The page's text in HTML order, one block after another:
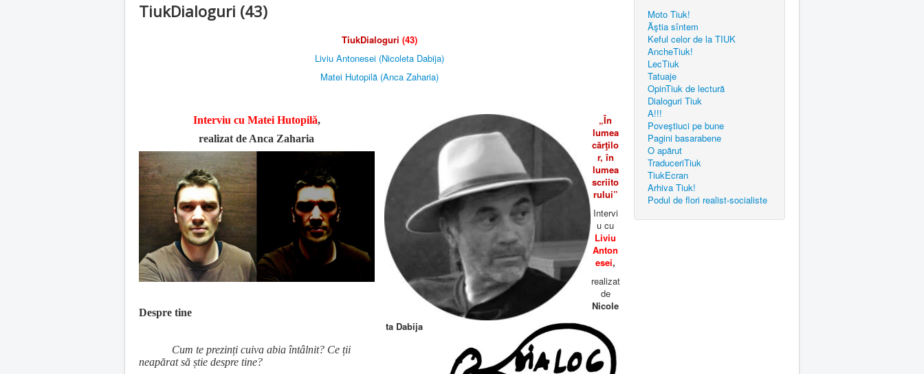
TiukDialoguri (43)
TiukDialoguri (43)
Liviu Antonesei (Nicoleta Dabija)
Matei Hutopilă (Anca Zaharia)
Interviu cu Matei Hutopilă,
realizat de Anca Zaharia
Despre tine
Cum te prezinți cuiva abia întâlnit? Ce ții
neapărat să știe despre tine?
„În
lumea
cărţilo
r, în
lumea
scriito
rului”
Intervi
u cu
Liviu
Anton
esei,
realizat
de
Nicole
ta Dabija
Moto Tiuk!
Ăştia sîntem
Keful celor de la TIUK
AncheTiuk!
LecTiuk
Tatuaje
OpinTiuk de lectură
Dialoguri Tiuk
A!!!
Poveştiuci pe bune
Pagini basarabene
O apărut
TraduceriTiuk
TiukEcran
Arhiva Tiuk!
Podul de flori realist-socialiste